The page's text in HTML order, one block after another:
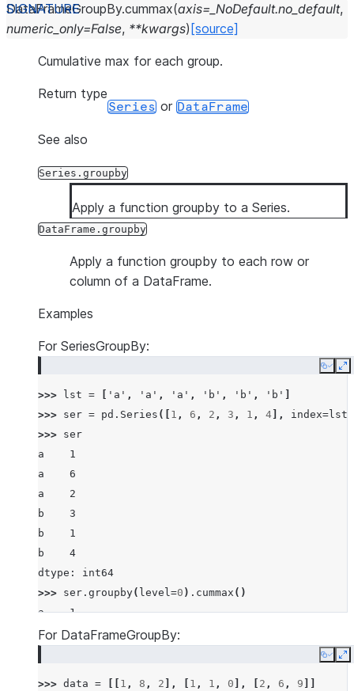
DataFrameGroupBy.cummax(axis= _NoDefault.no_default,
numeric_only=False, **kwargs) [source]
Cumulative max for each group.
Return type
Series or DataFrame
See also
Series.groupby
Apply a function groupby to a Series.
DataFrame.groupby
Apply a function groupby to each row or
column of a DataFrame.
Examples
For SeriesGroupBy:
Copy
>>> lst = 'a' , 'a' , 'a' , 'b' , 'b' , 'b'
>>> ser = pd . Series ([ 1 , 6 , 2 , 3 , 1 , 4 ], index=lst
>>> ser
a    1
a    6
a    2
b    3
b    1
b    4
dtype: int64
>>> ser . groupby( level=0 ) . cummax ()
a    1
a    6
For DataFrameGroupBy:
Copy
>>> data = 1 , 8 , 2 ], 1 , 1 , 0 ], 2 , 6 , 9